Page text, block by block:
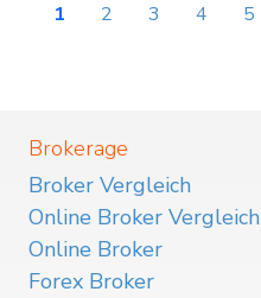
1 2 3 4 5
Brokerage
Broker Vergleich
Online Broker Vergleich
Online Broker
Forex Broker